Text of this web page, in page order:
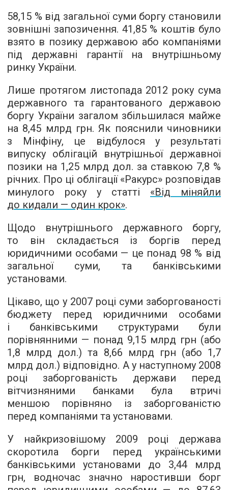
58,15 % від загальної суми боргу становили
зовнішні запозичення. 41,85 % коштів було
взято в позику державою або компаніями
під державні гарантії на внутрішньому
ринку України.
Лише протягом листопада 2012 року сума
державного та гарантованого державою
боргу України загалом збільшилася майже
на 8,45 млрд грн. Як пояснили чиновники
з Мінфіну, це відбулося у результаті
випуску облігацій внутрішньої державної
позики на 1,25 млрд дол. за ставкою 7,8 %
річних. Про ці облігації «Ракурс» розповідав
минулого року у статті «Від міняйли
до кидали — один крок».
Щодо внутрішнього державного боргу,
то він складається із боргів перед
юридичними особами — це понад 98 % від
загальної суми, та банківськими
установами.
Цікаво, що у 2007 році суми заборгованості
бюджету перед юридичними особами
і банківськими структурами були
порівнянними — понад 9,15 млрд грн (або
1,8 млрд дол.) та 8,66 млрд грн (або 1,7
млрд дол.) відповідно. А у наступному 2008
році заборгованість держави перед
вітчизняними банками була втричі
меншою порівняно із заборгованістю
перед компаніями та установами.
У найкризовішому 2009 році держава
скоротила борги перед українськими
банківськими установами до 3,44 млрд
грн, водночас значно наростивши борг